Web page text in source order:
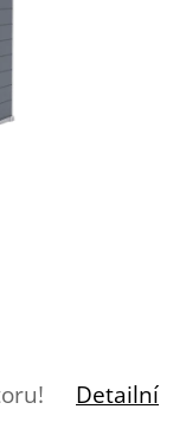
Detailní